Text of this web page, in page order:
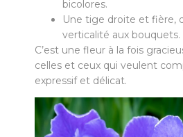
bicolores.
Une tige droite et fière,
verticalité aux bouquets.
C’est une fleur à la fois
celles et ceux qui veulent
expressif et délicat.